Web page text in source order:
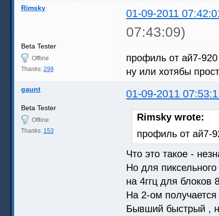
Rimsky 01-09-2011
07:43:09)
Beta Tester
Offline
Thanks: 299
профиль от ай7-
ну или хотябы
gaunt 01-09-2011
Beta Tester
Offline
Thanks: 153
Rimsky wrote:
профиль от ай7-
Что это такое -
Но для
на 4ггц для блоков
На 2-ом
Бывший быстрый ,